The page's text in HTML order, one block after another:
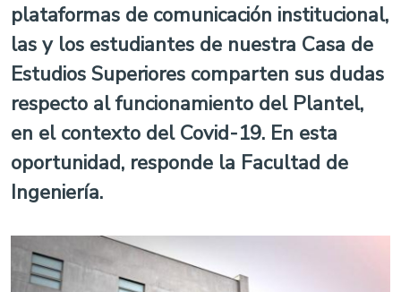
plataformas de comunicación institucional,
las y los estudiantes de nuestra Casa de
Estudios Superiores comparten sus dudas
respecto al funcionamiento del Plantel,
en el contexto del Covid-19. En esta
oportunidad, responde la Facultad de
Ingeniería.